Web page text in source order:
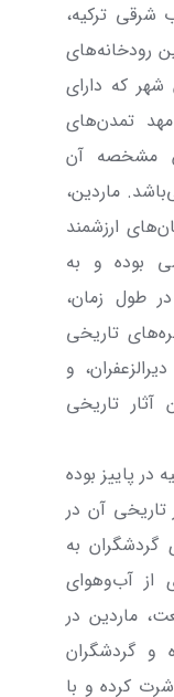
شرقی ترکیه،
رودخانه‌های
که دارای
تمدن‌های
مشخصه آن
ماردین،
ارزشمند
بوده و به
طول زمان،
تاریخی
و
آثار تاریخی
در پاییز بوده
آن در
گردشگران به
از آب‌و‌هوای
ماردین در
و گردشگران
کرده و با